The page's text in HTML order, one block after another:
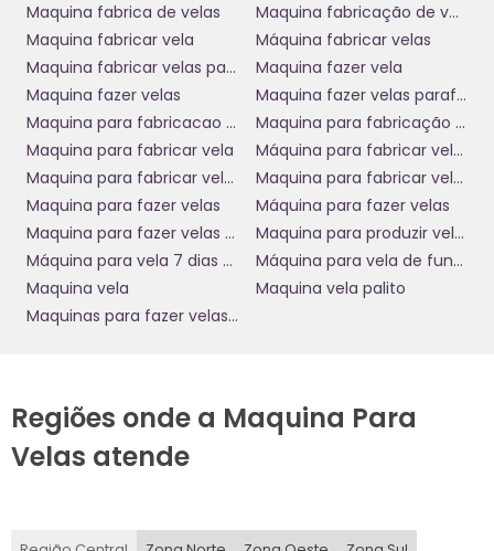
Economia de Tempo e Custo
Investir namáquina para fabricar velas botteré uma
decisão estratégica que se reflete em economia de tempo
e custo operacional. A automação do processo de produção
elimina a necessidade de mão de obra intensiva, reduzindo
despesas e aumentando a margem de lucro de cada vela
produzida. Com a máquina, suas operações se tornam mais
eficientes, permitindo que você redirecione recursos para
outras áreas de crescimento do seu negócio.
Além disso, a produção em larga escala que a máquina
possibilita significa que você pode atender a pedidos
produtos em grande quantidade pode fazer toda a
diferença nas vendas.
Maquina fabrica de velas
Maquina fabricação de velas
Maquina fabricar vela
Máquina fabricar velas
Maquina fabricar velas parafina
Maquina fazer vela
Maquina fazer velas
Maquina fazer velas parafina
Maquina para fabricacao de velas
Maquina para fabricação de velas
Maquina para fabricar vela
Máquina para fabricar velas botter
Maquina para fabricar velas de parafina
Maquina para fabricar velas de parafina preço
Maquina para fazer velas
Máquina para fazer velas
Maquina para fazer velas de 7 dias
Maquina para produzir velas
Máquina para vela 7 dias votiva
Máquina para vela de funerária
Maquina vela
Maquina vela palito
Maquinas para fazer velas de parafina
Regiões onde a Maquina Para
Velas atende